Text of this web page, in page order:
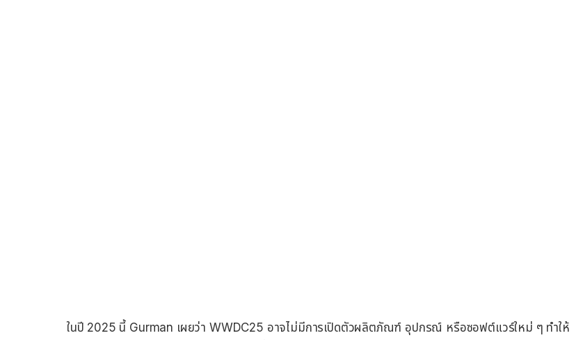
ในปี 2025 นี้ Gurman เผยว่า WWDC25 อาจไม่มีการเปิดตัวผลิตภัณฑ์ อุปกรณ์ หรือซอฟต์แวร์ใหม่ ๆ ทำให้